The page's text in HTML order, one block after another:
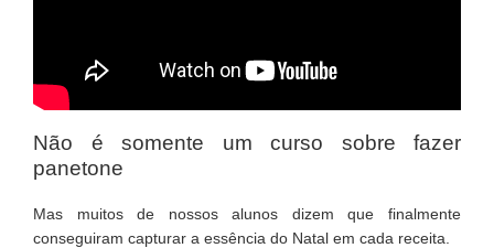
Não é somente um curso sobre fazer
panetone
Mas muitos de nossos alunos dizem que finalmente
conseguiram capturar a essência do Natal em cada receita.